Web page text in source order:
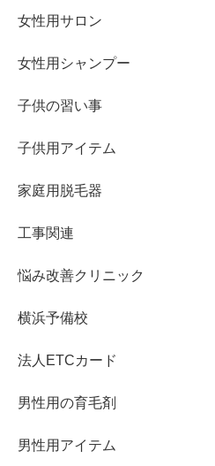
女性用サロン
女性用シャンプー
子供の習い事
子供用アイテム
家庭用脱毛器
工事関連
悩み改善クリニック
横浜予備校
法人ETCカード
男性用の育毛剤
男性用アイテム